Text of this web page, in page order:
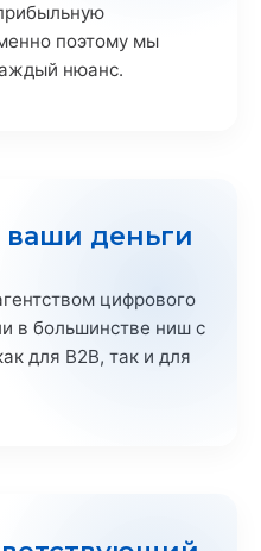
поэтому мы
нюанс.
деньги
цифрового
в большинстве ниш с
для B2B, так и для